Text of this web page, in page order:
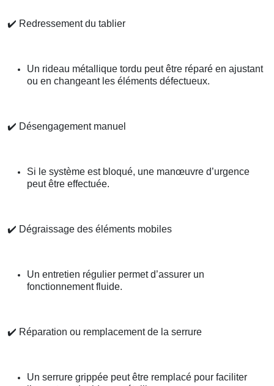
✔️ Redressement du tablier
Un rideau métallique tordu peut être réparé en ajustant
ou en changeant les éléments défectueux.
✔️ Désengagement manuel
Si le système est bloqué, une manœuvre d’urgence
peut être effectuée.
✔️ Dégraissage des éléments mobiles
Un entretien régulier permet d’assurer un
fonctionnement fluide.
✔️ Réparation ou remplacement de la serrure
Un serrure grippée peut être remplacé pour faciliter